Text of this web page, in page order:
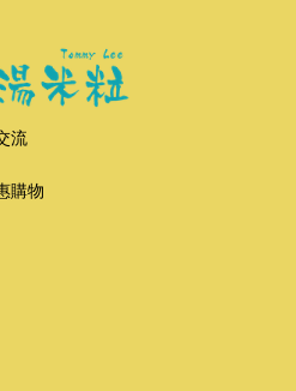
流
購物